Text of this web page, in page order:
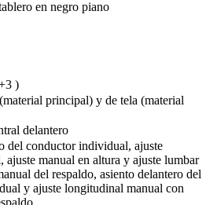
en negro piano
)
principal) y de tela (material
delantero
del conductor individual, ajuste
ajuste manual en altura y ajuste lumbar
del respaldo, asiento delantero del
y ajuste longitudinal manual con